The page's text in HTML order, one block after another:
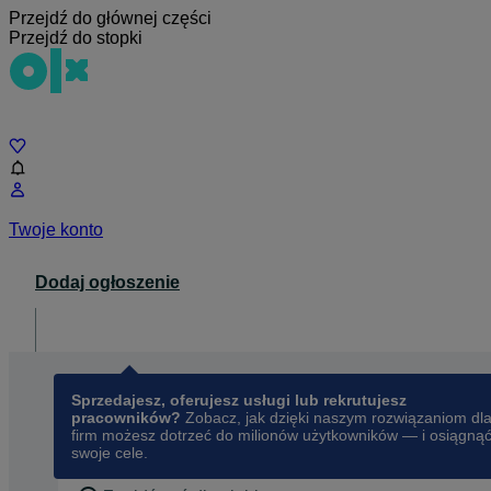
Przejdź do głównej części
Przejdź do stopki
Twoje konto
Dodaj ogłoszenie
Sprzedajesz, oferujesz usługi lub rekrutujesz
pracowników? Zobacz, jak dzięki naszym rozwiązaniom dla
firm możesz dotrzeć do milionów użytkowników — i osiągnąć
swoje cele.